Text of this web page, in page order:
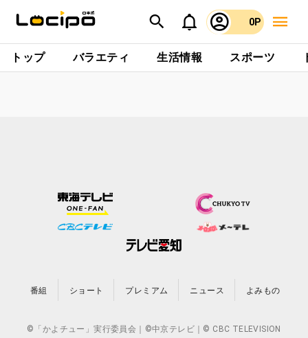
0P
トップ バラエティ 生活情報 スポーツ
番組 ショート プレミアム ニュース よみもの
©「かよチュー」実行委員会｜©中京テレビ｜© CBC TELEVISION